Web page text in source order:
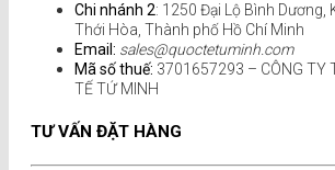
Chi nhánh 2: 1250 Đại Lộ Bình Dương,
Thới Hòa, Thành phố Hồ Chí Minh
Email: sales@quoctetuminh.com
Mã số thuế: 3701657293 – CÔNG TY
TẾ TỨ MINH
TƯ VẤN ĐẶT HÀNG